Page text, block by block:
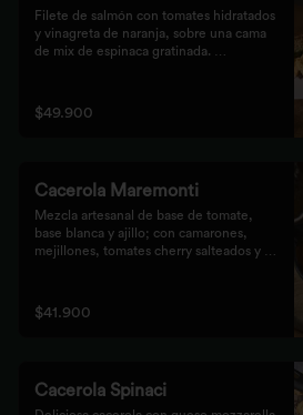
Filete de salmón con tomates hidratados
y vinagreta de naranja, sobre una cama
de mix de espinaca gratinada.
$49.900
Cacerola Maremonti
Mezcla artesanal de base de tomate,
base blanca y ajillo; con camarones,
mejillones, tomates cherry salteados y
pan focaccia con pesto verde rústico.
$41.900
Cacerola Spinaci